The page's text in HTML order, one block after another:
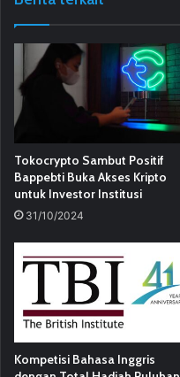
Tokocrypto Sambut Positif
Bappebti Buka Akses Kripto
untuk Investor Institusi
31/10/2024
Kompetisi Bahasa Inggris